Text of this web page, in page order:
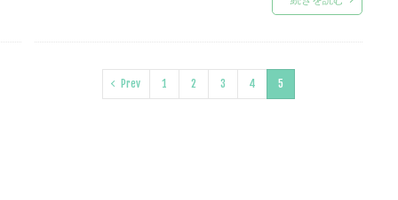
Prev 1 2 3 4 5